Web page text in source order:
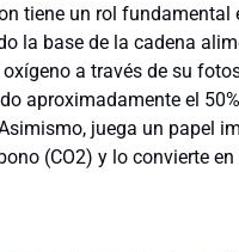
tiene un rol fundamental
la base de la cadena
a través de su
aproximadamente el
juega un papel
(CO2) y lo convierte